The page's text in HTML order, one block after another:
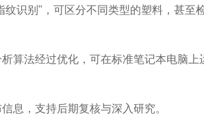
纹识别"，可区分不同类型的塑料，甚至
算法经过优化，可在标准笔记本电脑
息，支持后期复核与深入研究。